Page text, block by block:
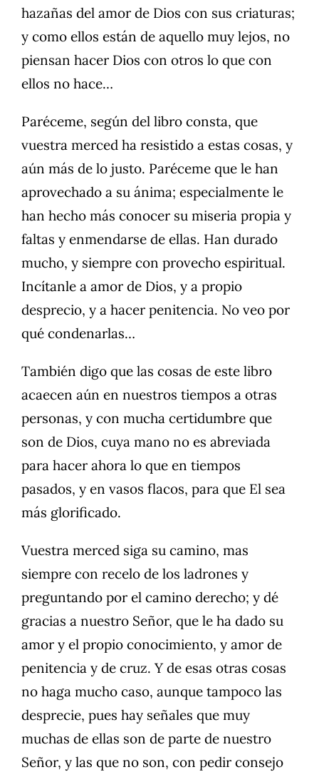
hazañas del amor de Dios con sus criaturas;
y como ellos están de aquello muy lejos, no
piensan hacer Dios con otros lo que con
ellos no hace…
Paréceme, según del libro consta, que
vuestra merced ha resistido a estas cosas, y
aún más de lo justo. Paréceme que le han
aprovechado a su ánima; especialmente le
han hecho más conocer su miseria propia y
faltas y enmendarse de ellas. Han durado
mucho, y siempre con provecho espiritual.
Incítanle a amor de Dios, y a propio
desprecio, y a hacer penitencia. No veo por
qué condenarlas…
También digo que las cosas de este libro
acaecen aún en nuestros tiempos a otras
personas, y con mucha certidumbre que
son de Dios, cuya mano no es abreviada
para hacer ahora lo que en tiempos
pasados, y en vasos flacos, para que El sea
más glorificado.
Vuestra merced siga su camino, mas
siempre con recelo de los ladrones y
preguntando por el camino derecho; y dé
gracias a nuestro Señor, que le ha dado su
amor y el propio conocimiento, y amor de
penitencia y de cruz. Y de esas otras cosas
no haga mucho caso, aunque tampoco las
desprecie, pues hay señales que muy
muchas de ellas son de parte de nuestro
Señor, y las que no son, con pedir consejo